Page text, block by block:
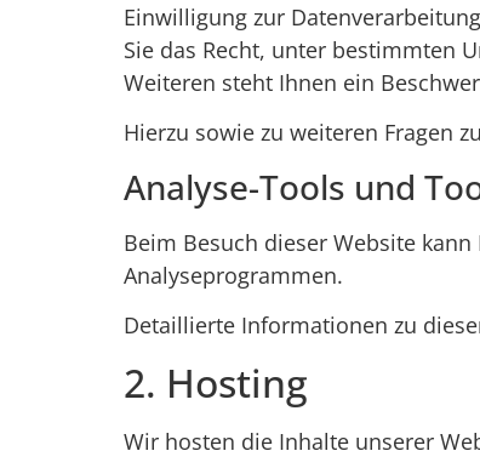
Einwilligung zur
Sie das Recht, unter bestimmten
Weiteren steht Ihnen ein
Hierzu sowie zu weiteren Fragen
Analyse-Tools und
Beim Besuch dieser Website
Analyseprogrammen.
Detaillierte Informationen zu
2. Hosting
Wir hosten die Inhalte unserer